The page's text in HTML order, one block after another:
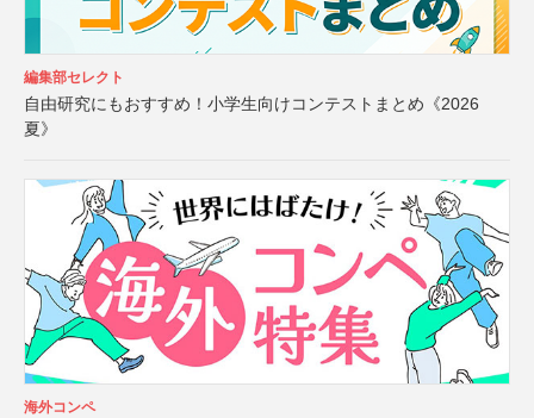
編集部セレクト
自由研究にもおすすめ！小学生向けコンテストまとめ《2026
夏》
海外コンペ